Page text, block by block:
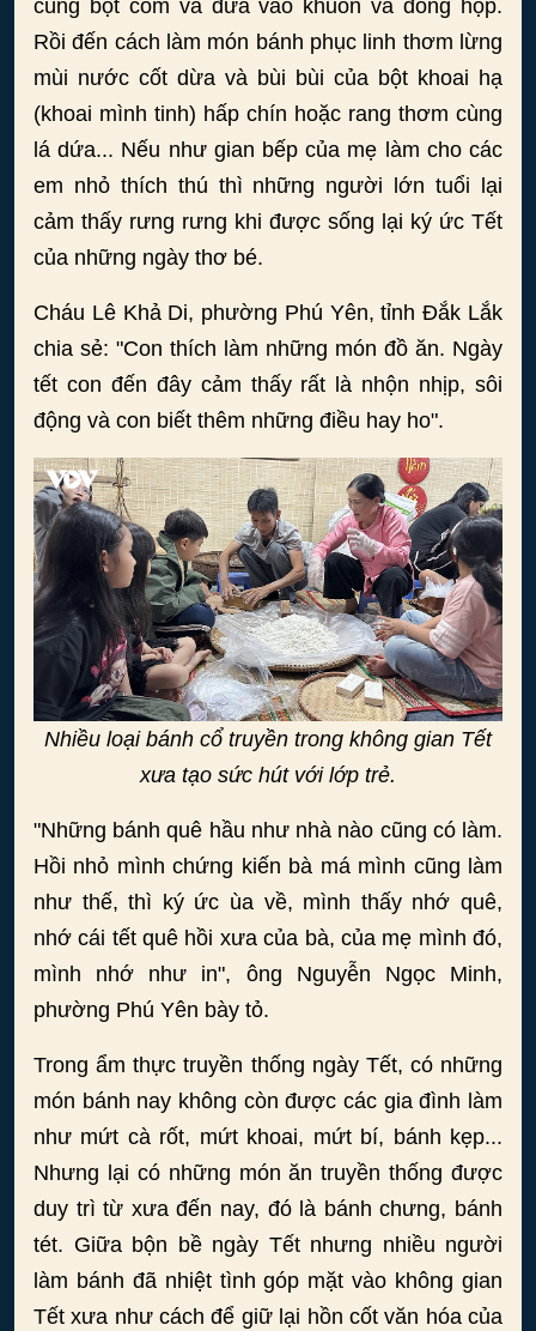
cùng bột cốm và đưa vào khuôn và đóng hộp.
Rồi đến cách làm món bánh phục linh thơm lừng
mùi nước cốt dừa và bùi bùi của bột khoai hạ
(khoai mình tinh) hấp chín hoặc rang thơm cùng
lá dứa... Nếu như gian bếp của mẹ làm cho các
em nhỏ thích thú thì những người lớn tuổi lại
cảm thấy rưng rưng khi được sống lại ký ức Tết
của những ngày thơ bé.
Cháu Lê Khả Di, phường Phú Yên, tỉnh Đắk Lắk
chia sẻ: "Con thích làm những món đồ ăn. Ngày
tết con đến đây cảm thấy rất là nhộn nhịp, sôi
động và con biết thêm những điều hay ho".
Nhiều loại bánh cổ truyền trong không gian Tết
xưa tạo sức hút với lớp trẻ.
"Những bánh quê hầu như nhà nào cũng có làm.
Hồi nhỏ mình chứng kiến bà má mình cũng làm
như thế, thì ký ức ùa về, mình thấy nhớ quê,
nhớ cái tết quê hồi xưa của bà, của mẹ mình đó,
mình nhớ như in", ông Nguyễn Ngọc Minh,
phường Phú Yên bày tỏ.
Trong ẩm thực truyền thống ngày Tết, có những
món bánh nay không còn được các gia đình làm
như mứt cà rốt, mứt khoai, mứt bí, bánh kẹp...
Nhưng lại có những món ăn truyền thống được
duy trì từ xưa đến nay, đó là bánh chưng, bánh
tét. Giữa bộn bề ngày Tết nhưng nhiều người
làm bánh đã nhiệt tình góp mặt vào không gian
Tết xưa như cách để giữ lại hồn cốt văn hóa của